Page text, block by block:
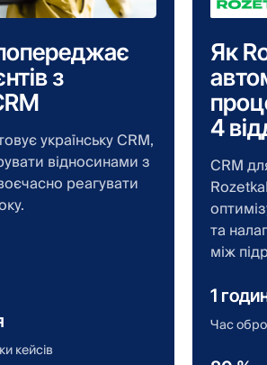
з
українську CRM,
відносинами з
реагувати
кейсів
Як
4
CRM
та
між
1
Час